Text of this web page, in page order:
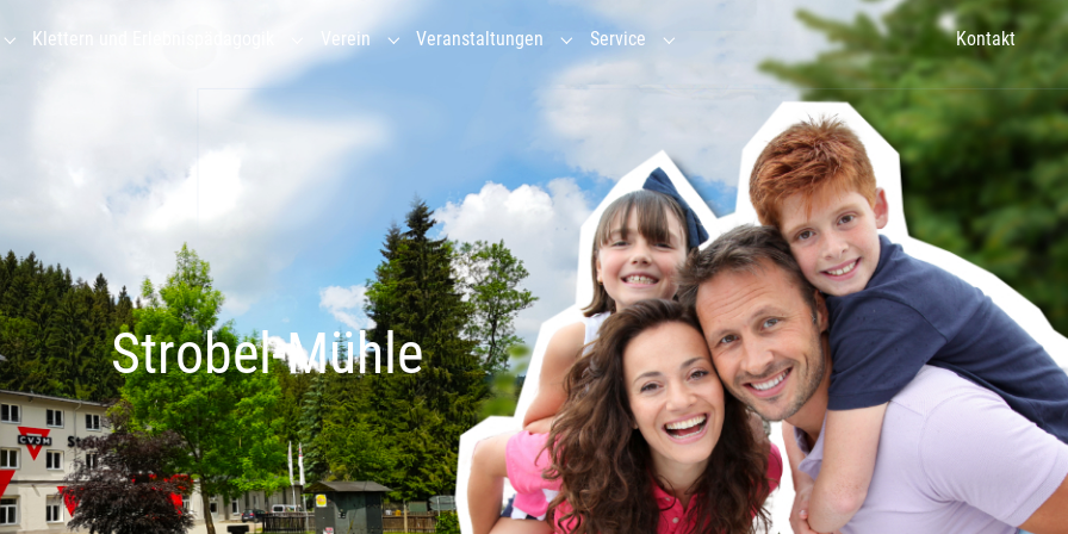
Submenu for "Gruppenhaus"
Klettern und Erlebnispädagogik
Submenu for "Klettern und Erlebnispädagogik"
Verein
Submenu for "Verein"
Veranstaltungen
Submenu for "Veranstaltungen"
Service
Submenu for "Service"
Kontakt
Strobel-Mühle